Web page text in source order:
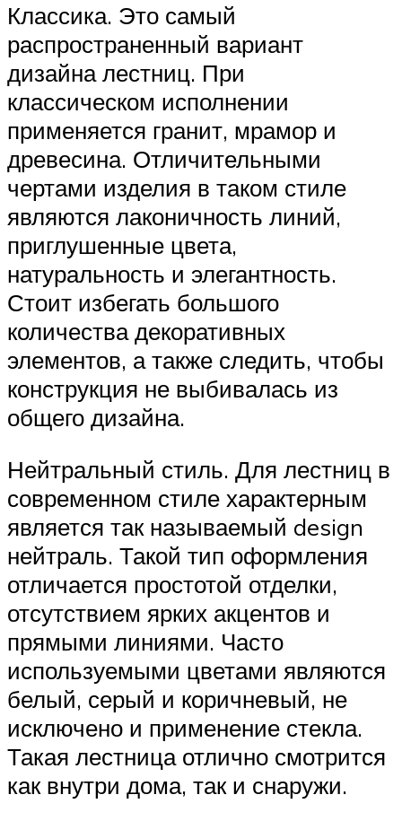
Классика. Это самый
распространенный вариант
дизайна лестниц. При
классическом исполнении
применяется гранит, мрамор и
древесина. Отличительными
чертами изделия в таком стиле
являются лаконичность линий,
приглушенные цвета,
натуральность и элегантность.
Стоит избегать большого
количества декоративных
элементов, а также следить, чтобы
конструкция не выбивалась из
общего дизайна.
Нейтральный стиль. Для лестниц в
современном стиле характерным
является так называемый design
нейтраль. Такой тип оформления
отличается простотой отделки,
отсутствием ярких акцентов и
прямыми линиями. Часто
используемыми цветами являются
белый, серый и коричневый, не
исключено и применение стекла.
Такая лестница отлично смотрится
как внутри дома, так и снаружи.